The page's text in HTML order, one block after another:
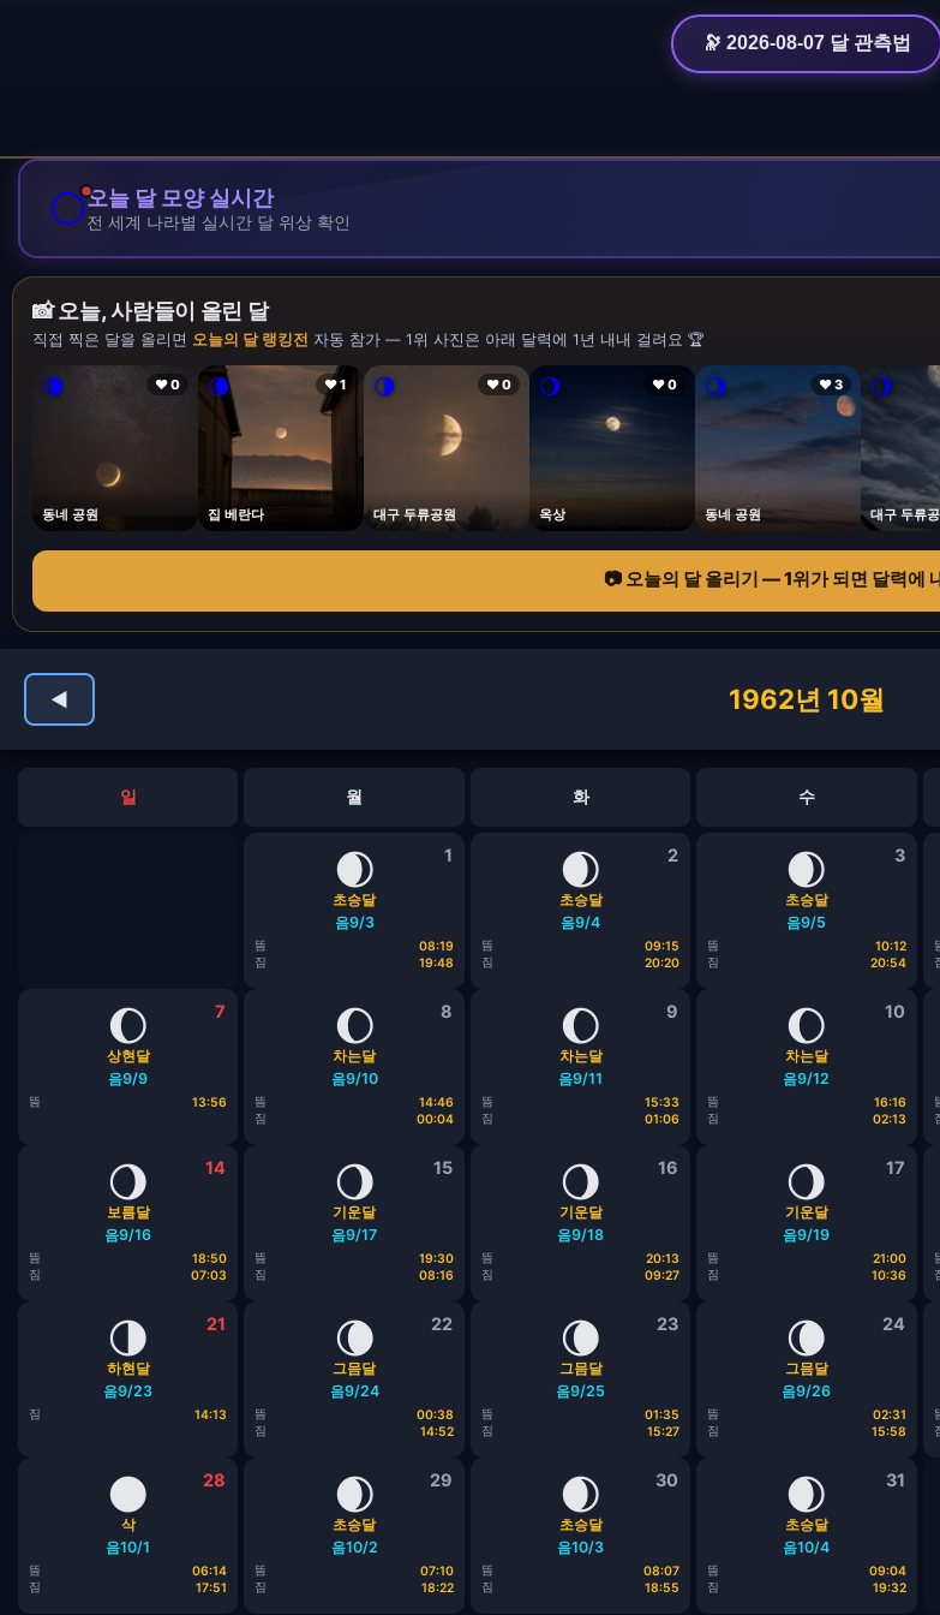
🔭 2026-08-07 달 관측법
🌕오늘 달 모양 실시간
전 세계 나라별 실시간 달 위상 확인
📸 오늘, 사람들이 올린 달
직접 찍은 달을 올리면 오늘의 달 랭킹전 자동 참가 — 1위 사진은 아래 달력에 1년 내내 걸려요 🏆
🌘 ❤ 0
동네 공원
🌘 ❤ 1
집 베란다
🌗 ❤ 0
대구 두류공원
🌖 ❤ 0
옥상
🌖 ❤ 3
동네 공원
🌖
대구 두류
📷 오늘의 달 올리기 — 1위가 되면 달력에
◀ 1962년 10월
일 월 화 수
1
🌒
초승달
음9/3
뜸
08:19
짐
19:48
2
🌒
초승달
음9/4
뜸
09:15
짐
20:20
3
🌒
초승달
음9/5
뜸
10:12
짐
20:54
7
🌔
상현달
음9/9
뜸 13:56
8
🌔
차는달
음9/10
뜸
14:46
짐
00:04
9
🌔
차는달
음9/11
뜸
15:33
짐
01:06
10
🌔
차는달
음9/12
뜸
16:16
짐
02:13
14
🌖
보름달
음9/16
뜸
18:50
짐
07:03
15
🌖
기운달
음9/17
뜸
19:30
짐
08:16
16
🌖
기운달
음9/18
뜸
20:13
짐
09:27
17
🌖
기운달
음9/19
뜸
21:00
짐
10:36
21
🌗
하현달
음9/23
짐 14:13
22
🌘
그믐달
음9/24
뜸
00:38
짐
14:52
23
🌘
그믐달
음9/25
뜸
01:35
짐
15:27
24
🌘
그믐달
음9/26
뜸
02:31
짐
15:58
28
🌑
삭
음10/1
뜸
06:14
짐
17:51
29
🌒
초승달
음10/2
뜸
07:10
짐
18:22
30
🌒
초승달
음10/3
뜸
08:07
짐
18:55
31
🌒
초승달
음10/4
뜸
09:04
짐
19:32